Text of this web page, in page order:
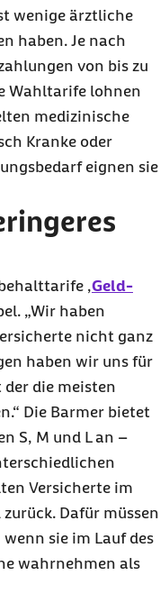
wenige ärztliche
haben. Je nach
von bis zu
Wahltarife lohnen
medizinische
Kranke oder
eignen sie
‚Geld-
„Wir haben
nicht ganz
haben wir uns für
die meisten
Die Barmer bietet
S, M und L an –
Versicherte im
Dafür müssen
sie im Lauf des
wahrnehmen als